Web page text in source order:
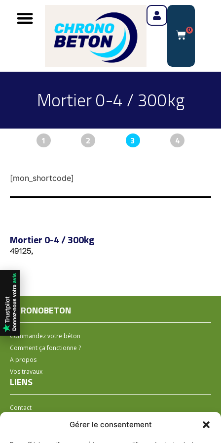
Gérer le consentement
0
Mortier 0-4 / 300kg
1 2 3 4
[mon_shortcode]
Mortier 0-4 / 300kg
49125,
CHRONOBETON
Commandez votre béton
Comment ça fonctionne ?
A propos
Vos travaux
LIENS
Contact